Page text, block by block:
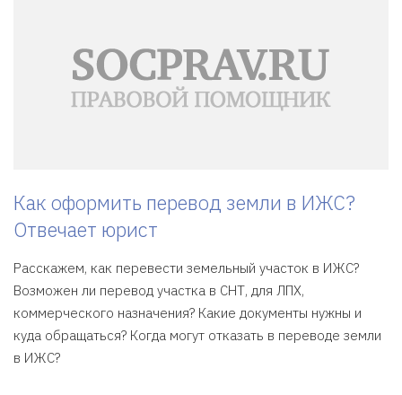
Как оформить перевод земли в ИЖС?
Отвечает юрист
Расскажем, как перевести земельный участок в ИЖС?
Возможен ли перевод участка в СНТ, для ЛПХ,
коммерческого назначения? Какие документы нужны и
куда обращаться? Когда могут отказать в переводе земли
в ИЖС?